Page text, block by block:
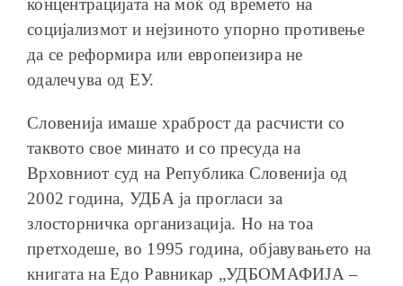
концентрацијата на моќ од времето на
социјализмот и нејзиното упорно противење
да се реформира или европеизира не
одалечува од ЕУ.
Словенија имаше храброст да расчисти со
таквото свое минато и со пресуда на
Врховниот суд на Република Словенија од
2002 година, УДБА ја прогласи за
злосторничка организација. Но на тоа
претходеше, во 1995 година, објавувањето на
книгата на Едо Равникар „УДБОМАФИЈА –